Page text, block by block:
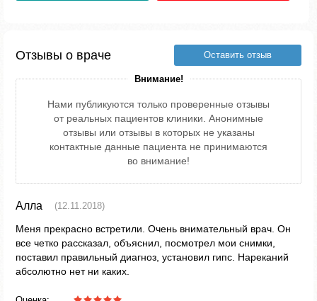
Отзывы о враче Оставить отзыв
Внимание!
Нами публикуются только проверенные отзывы
от реальных пациентов клиники. Анонимные
отзывы или отзывы в которых не указаны
контактные данные пациента не принимаются
во внимание!
Алла (12.11.2018)
Меня прекрасно встретили. Очень внимательный врач. Он
все четко рассказал, объяснил, посмотрел мои снимки,
поставил правильный диагноз, установил гипс. Нареканий
абсолютно нет ни каких.